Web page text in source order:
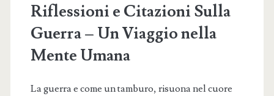
Riflessioni e Citazioni Sulla
Guerra – Un Viaggio nella
Mente Umana
La guerra e come un tamburo, risuona nel cuore